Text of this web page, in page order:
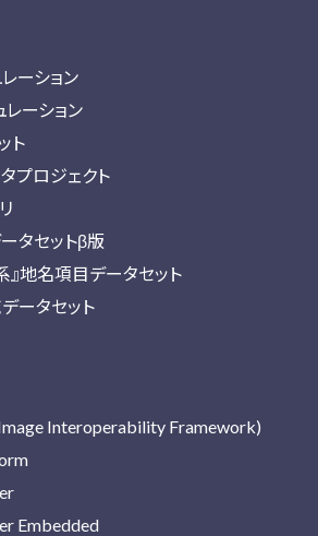
ーション
ーション
ト
プロジェクト
タセットβ版
』地名項目データセット
ータセット
Interoperability Framework)
Embedded